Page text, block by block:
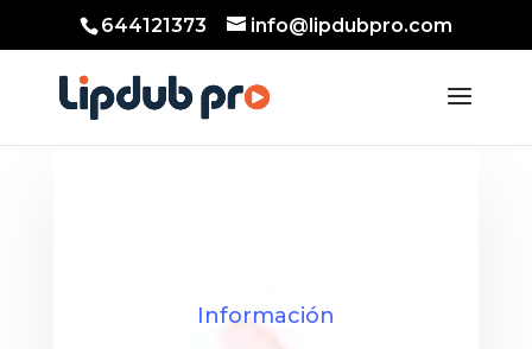
644121373 info@lipdubpro.com
Información